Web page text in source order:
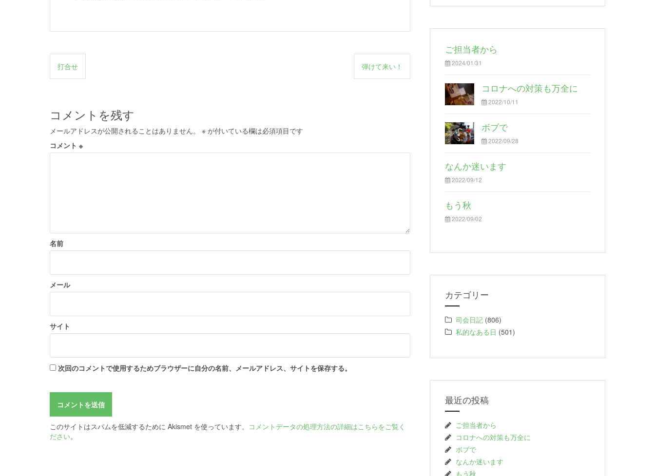
投
稿
ビ
ゲ
ー
シ
打合せ 弾けて来い！
コメントを残す
メールアドレスが公開されることはありません。 ※ が付いている欄は必須項目です
コメント ※
名前
メール
サイト
次回のコメントで使用するためブラウザーに自分の名前、メールアドレス、サイトを保存する。
このサイトはスパムを低減するために Akismet を使っています。 コメントデータの処理方法の詳細はこちらをご覧く
ださい。
ご担当者から
2024/01/31
コロナへの対策も万全に
2022/10/11
ボブで
2022/09/28
なんか迷います
2022/09/12
もう秋
2022/09/02
カテゴリー
司会日記 (806)
私的なある日 (501)
最近の投稿
ご担当者から
コロナへの対策も万全に
ボブで
なんか迷います
もう秋